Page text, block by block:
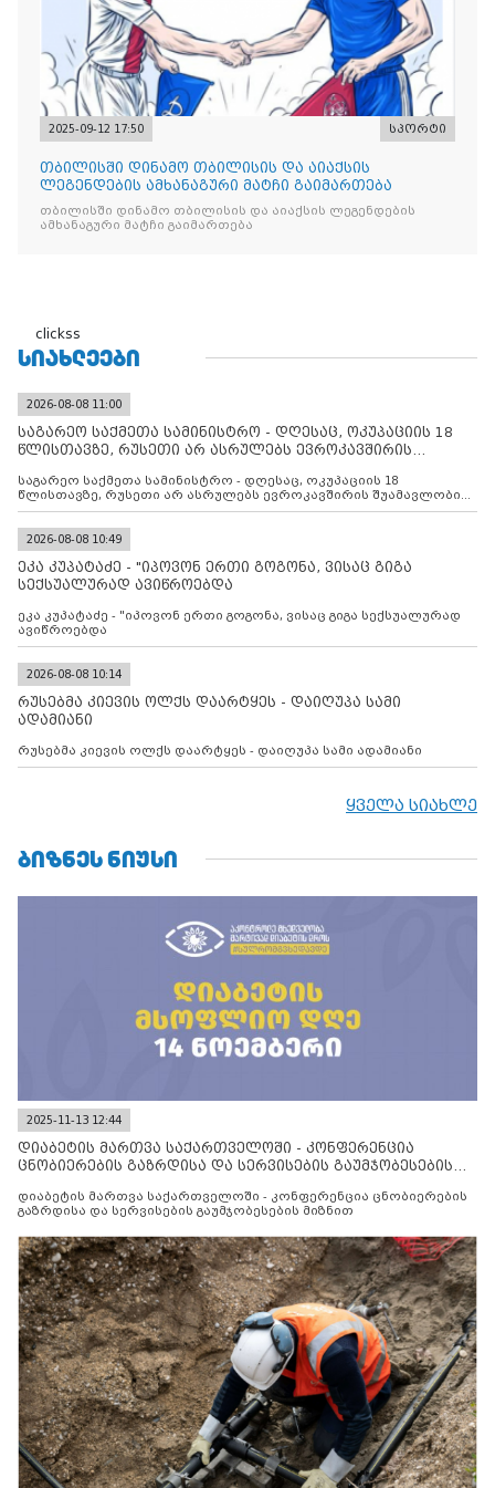
2025-09-12 17:50 სპორტი
თბილისში დინამო თბილისის და აიაქსის
ლეგენდების ამხანაგური მატჩი გაიმართება
თბილისში დინამო თბილისის და აიაქსის ლეგენდების
ამხანაგური მატჩი გაიმართება
clickss
ᲡᲘᲐᲮᲚᲔᲔᲑᲘ
2026-08-08 11:00
საგარეო საქმეთა სამინისტრო - დღესაც, ოკუპაციის 18
წლისთავზე, რუსეთი არ ასრულებს ევროკავშირის
საგარეო საქმეთა სამინისტრო - დღესაც, ოკუპაციის 18
წლისთავზე, რუსეთი არ ასრულებს ევროკავშირის შუამავლობით
დადებულ 2008 წლის 12 აგვისტოს ცეცხლის შეწყვეტის
კონტროლს ოკუპირებულ რეგიონებში, აგრძელებს მათი
მილიტარიზაციის პროცესს და აქტიურად დგამს ნაბიჯებს მათი
ფაქტობრივი ანექსიისკენ
2026-08-08 10:49
ეკა კუპატაძე - "იპოვონ ერთი გოგონა, ვისაც გიგა
სექსუალურად ავიწროებდა
ეკა კუპატაძე - "იპოვონ ერთი გოგონა, ვისაც გიგა სექსუალურად
ავიწროებდა
2026-08-08 10:14
რუსებმა კიევის ოლქს დაარტყეს - დაიღუპა სამი
ადამიანი
რუსებმა კიევის ოლქს დაარტყეს - დაიღუპა სამი ადამიანი
ყველა სიახლე
ᲑᲘᲖᲜᲔᲡ ᲜᲘᲣᲡᲘ
2025-11-13 12:44
დიაბეტის მართვა საქართველოში - კონფერენცია
ცნობიერების გაზრდისა და სერვისების გაუმჯობესების
დიაბეტის მართვა საქართველოში - კონფერენცია ცნობიერების
გაზრდისა და სერვისების გაუმჯობესების მიზნით